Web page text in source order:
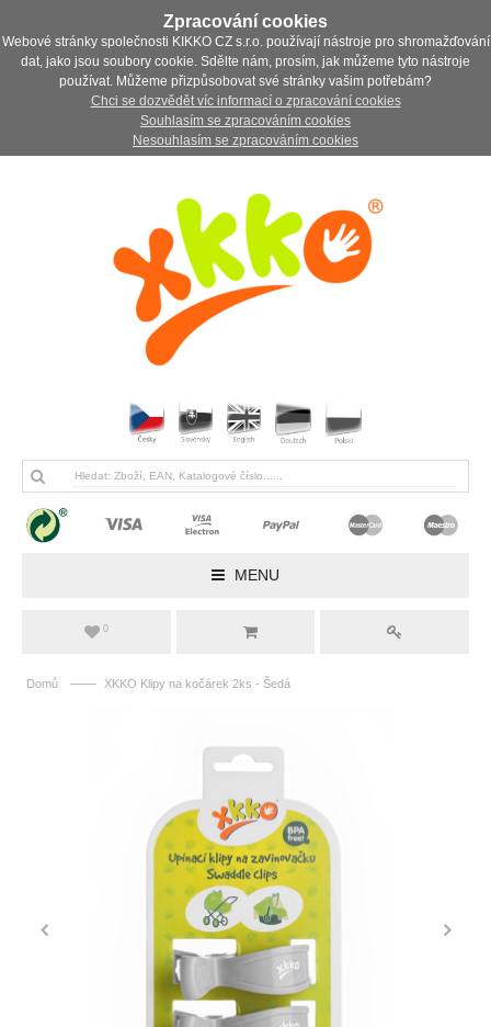
Zpracování cookies
Webové stránky společnosti KIKKO CZ s.r.o. používají nástroje pro shromažďování
dat, jako jsou soubory cookie. Sdělte nám, prosím, jak můžeme tyto nástroje
používat. Můžeme přizpůsobovat své stránky vašim potřebám?
Chci se dozvědět víc informací o zpracování cookies
Souhlasím se zpracováním cookies
Nesouhlasím se zpracováním cookies
MENU
0
Domů —— XKKO Klipy na kočárek 2ks - Šedá